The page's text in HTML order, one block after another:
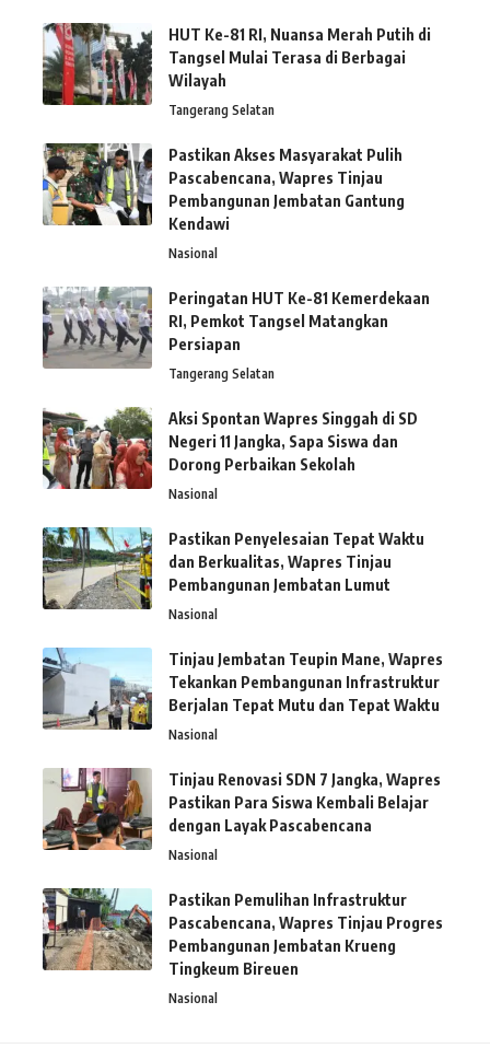
HUT Ke-81 RI, Nuansa Merah Putih di
Tangsel Mulai Terasa di Berbagai
Wilayah
Tangerang Selatan
Pastikan Akses Masyarakat Pulih
Pascabencana, Wapres Tinjau
Pembangunan Jembatan Gantung
Kendawi
Nasional
Peringatan HUT Ke-81 Kemerdekaan
RI, Pemkot Tangsel Matangkan
Persiapan
Tangerang Selatan
Aksi Spontan Wapres Singgah di SD
Negeri 11 Jangka, Sapa Siswa dan
Dorong Perbaikan Sekolah
Nasional
Pastikan Penyelesaian Tepat Waktu
dan Berkualitas, Wapres Tinjau
Pembangunan Jembatan Lumut
Nasional
Tinjau Jembatan Teupin Mane, Wapres
Tekankan Pembangunan Infrastruktur
Berjalan Tepat Mutu dan Tepat Waktu
Nasional
Tinjau Renovasi SDN 7 Jangka, Wapres
Pastikan Para Siswa Kembali Belajar
dengan Layak Pascabencana
Nasional
Pastikan Pemulihan Infrastruktur
Pascabencana, Wapres Tinjau Progres
Pembangunan Jembatan Krueng
Tingkeum Bireuen
Nasional